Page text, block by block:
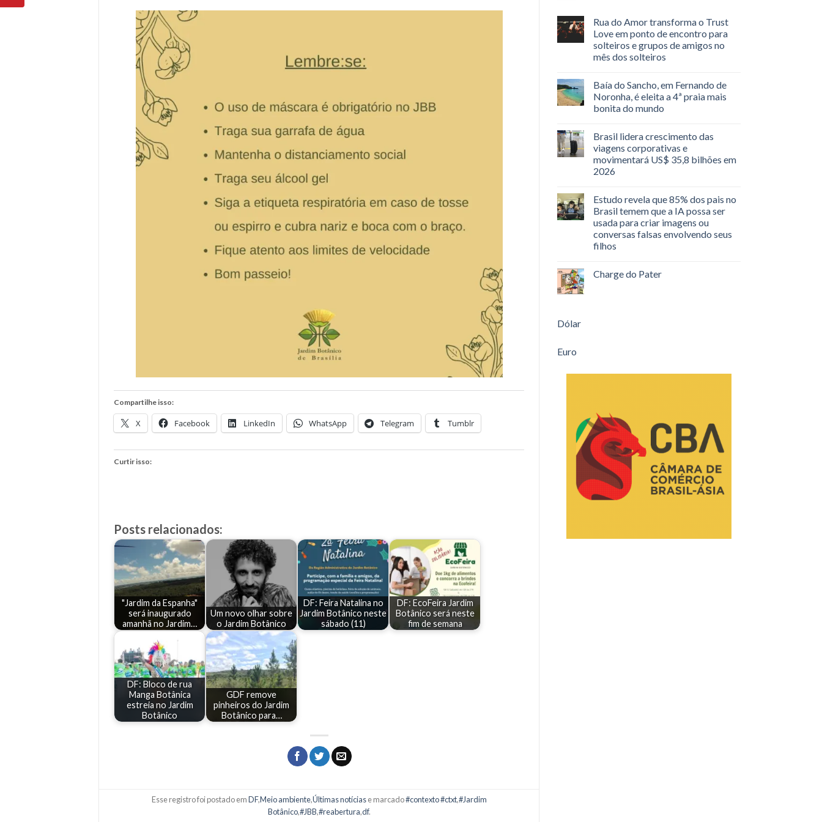
Compartilhe isso:
X Facebook LinkedIn WhatsApp Telegram Tumblr
Curtir isso:
Posts relacionados:
"Jardim da Espanha"
será inaugurado
amanhã no Jardim…
Um novo olhar sobre
o Jardim Botânico
DF: Feira Natalina no
Jardim Botânico neste
sábado (11)
DF: EcoFeira Jardim
Botânico será neste
fim de semana
DF: Bloco de rua
Manga Botânica
estreia no Jardim
Botânico
GDF remove
pinheiros do Jardim
Botânico para…
Esse registro foi postado emDF,Meio ambiente,Últimas notíciase marcado#contexto #ctxt,#Jardim
Botânico,#JBB,#reabertura,df.
Rua do Amor transforma o Trust
Love em ponto de encontro para
solteiros e grupos de amigos no
mês dos solteiros
Baía do Sancho, em Fernando de
Noronha, é eleita a 4ª praia mais
bonita do mundo
Brasil lidera crescimento das
viagens corporativas e
movimentará US$ 35,8 bilhões em
2026
Estudo revela que 85% dos pais no
Brasil temem que a IA possa ser
usada para criar imagens ou
conversas falsas envolvendo seus
filhos
Charge do Pater
Dólar
Euro